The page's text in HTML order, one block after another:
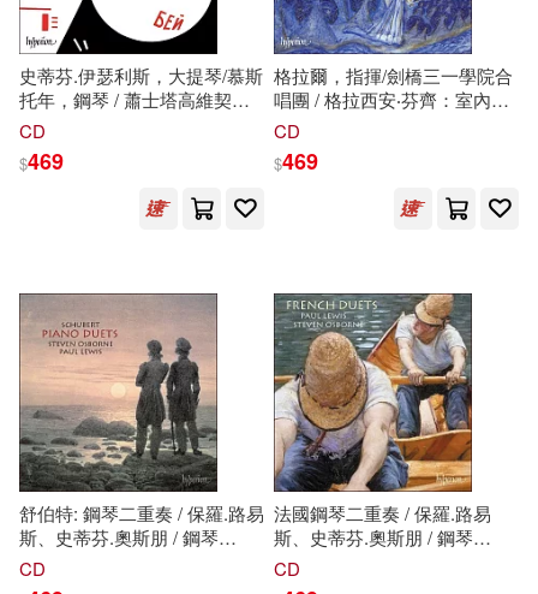
Steven (ILT)(276)
Steven S.(258) Bragg(256)
Anderson(235) James(235)
David(232)
Friedrich-Kunz(210)
Molinsky(209)
Createspace Independent Pub(12
8)
Elsevier Science Health Science di
Random House Inc(121)
Oxford Univ Pr(120)
McGraw-Hill(117)
McGraw-Hill College(105)
Houghton Mifflin College Div(102)
電子書 (可複選)
適合平板閱讀(14)
免費電子書(1)
其他 (可複選)
現在可購買商品(19287)
價格
史蒂芬.伊瑟利斯，大提琴/慕斯
托年，鋼琴 / 蕭士塔高維契、
卡巴列夫斯基：大提琴奏鳴曲
Cello Sonatas /
CD
$469
格拉爾，指揮/劍橋三一學院合
唱團 / 格拉西安‧芬齊：室內安
魂曲、致聖塞西利亞、主愛的
Requiem da camera, For St
Cecilia & In terra pax)
CD
$469
舒伯特: 鋼琴二重奏 / 保羅.路易
斯、史蒂芬.奧斯朋 / 鋼琴
(Schubert : Piano Duets / Paul
CD
法國鋼琴二重奏 / 保羅.路易
斯、史蒂芬.奧斯朋 / 鋼琴
(French Duets / Paul Lewis,
CD